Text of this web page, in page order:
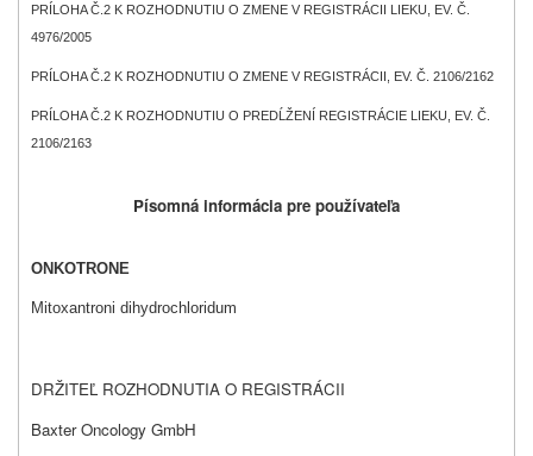
PRÍLOHA Č.2 K ROZHODNUTIU O ZMENE V REGISTRÁCII LIEKU, EV. Č.
4976/2005
PRÍLOHA Č.2 K ROZHODNUTIU O ZMENE V REGISTRÁCII, EV. Č. 2106/2162
PRÍLOHA Č.2 K ROZHODNUTIU O PREDĹŽENÍ REGISTRÁCIE LIEKU, EV. Č.
2106/2163
Písomná informácia pre používateľa
ONKOTRONE
Mitoxantroni dihydrochloridum
DRŽITEĽ ROZHODNUTIA O REGISTRÁCII
Baxter Oncology GmbH